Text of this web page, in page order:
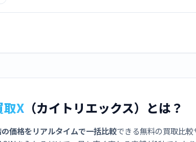
取X （カイトリエックス）とは？
価格をリアルタイムで一括比較できる無料の買取比較